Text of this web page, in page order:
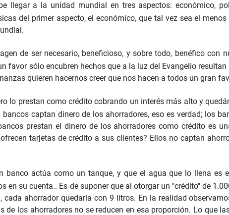
llegar a la unidad mundial en tres aspectos: económico,
del primer aspecto, el económico, que tal vez sea el
de ser necesario, beneficioso, y sobre todo, benéfico con
sólo encubren hechos que a la luz del Evangelio
quieren hacernos creer que nos hacen a todos un gran
lo prestan como crédito cobrando un interés más alto y
bancos captan dinero de los ahorradores, eso es verdad; los
prestan el dinero de los ahorradores como crédito es
tarjetas de crédito a sus clientes? Ellos no captan
actúa como un tanque, y que el agua que lo llena es
su cuenta.. Es de suponer que al otorgar un "crédito" de
ahorrador quedaría con 9 litros. En la realidad
los ahorradores no se reducen en esa proporción. Lo que